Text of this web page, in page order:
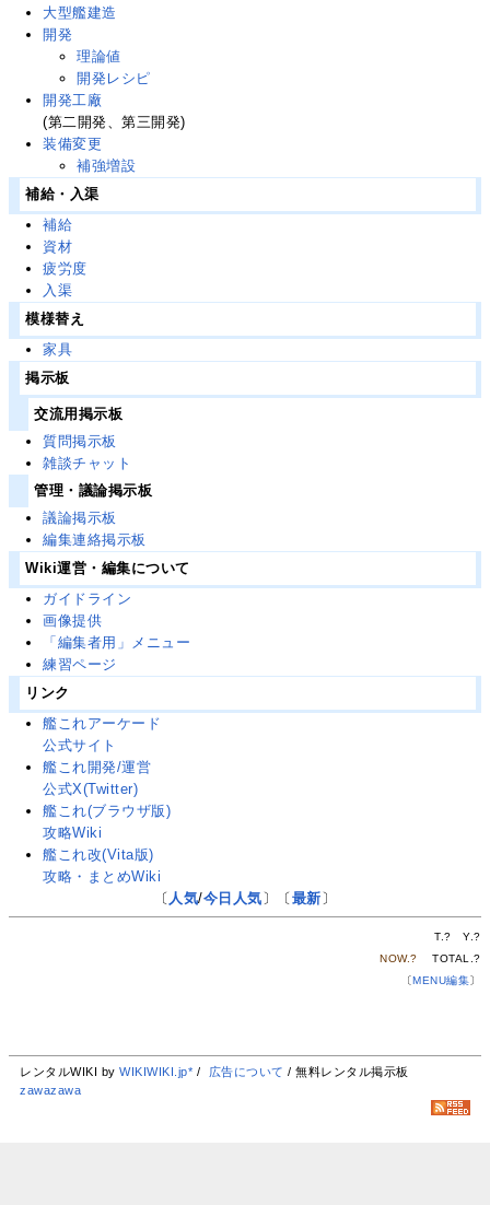
大型艦建造
開発
理論値
開発レシピ
開発工廠
(第二開発、第三開発)
装備変更
補強増設
補給・入渠
補給
資材
疲労度
入渠
模様替え
家具
掲示板
交流用掲示板
質問掲示板
雑談チャット
管理・議論掲示板
議論掲示板
編集連絡掲示板
Wiki運営・編集について
ガイドライン
画像提供
「編集者用」メニュー
練習ページ
リンク
艦これアーケード
公式サイト
艦これ開発/運営
公式X(Twitter)
艦これ(ブラウザ版)
攻略Wiki
艦これ改(Vita版)
攻略・まとめWiki
〔 人気/今日人気〕〔最新〕
T.? Y.?
NOW.? TOTAL.?
〔MENU編集〕
レンタルWIKI byWIKIWIKI.jp* / 広告について / 無料レンタル掲示板
zawazawa